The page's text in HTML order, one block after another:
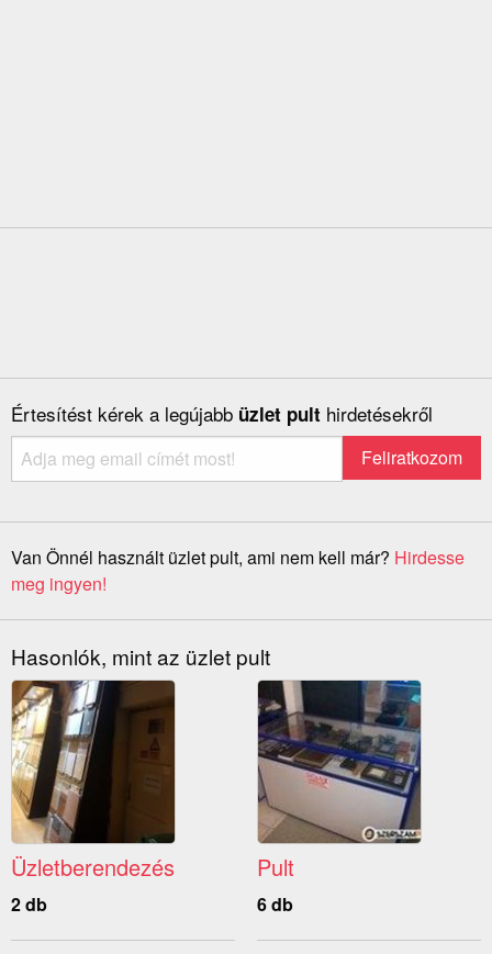
Értesítést kérek a legújabb üzlet pult hirdetésekről
Van Önnél használt üzlet pult, ami nem kell már? Hirdesse
meg ingyen!
Hasonlók, mint az üzlet pult
Üzletberendezés
2 db
Pult
6 db